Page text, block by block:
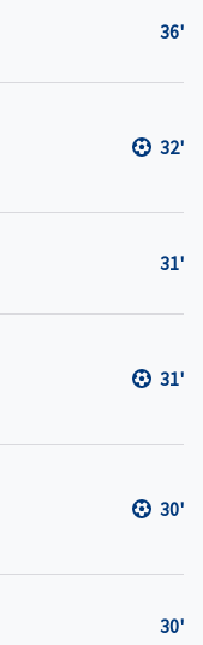
36'
32'
31'
31'
30'
30'